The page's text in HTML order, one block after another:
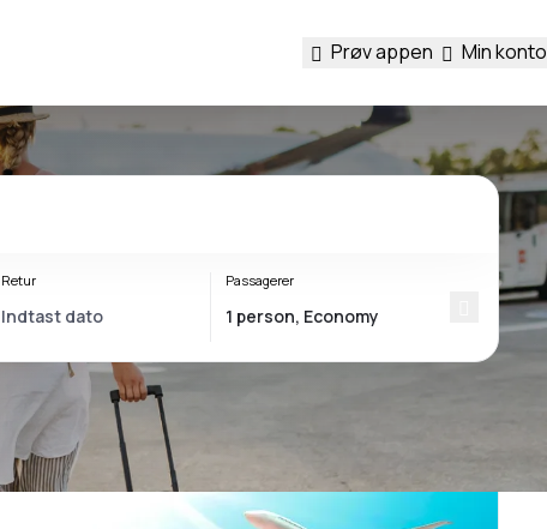
Prøv appen Min konto
Retur Passagerer